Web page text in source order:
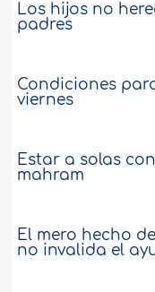
Los hijos no
padres
Condiciones
viernes
Estar a solas
mahram
El mero hecho
no invalida el